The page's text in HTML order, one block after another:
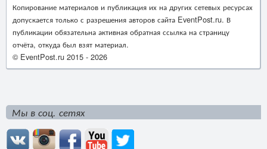
Копирование материалов и публикация их на других сетевых ресурсах
допускается только с разрешения авторов сайта EventPost.ru. В
публикации обязательна активная обратная ссылка на страницу
отчёта, откуда был взят материал.
© EventPost.ru 2015 - 2026
Мы в соц. сетях